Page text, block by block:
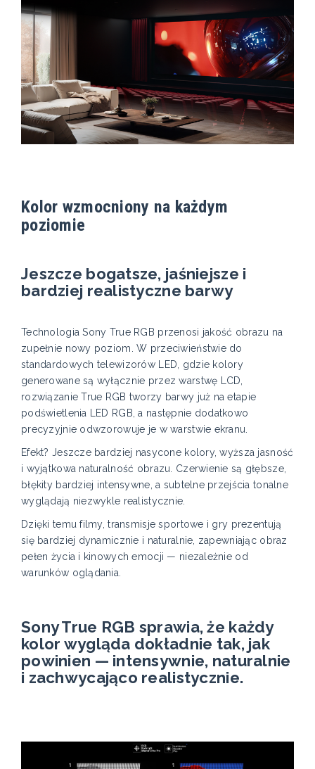
Kolor wzmocniony na każdym
poziomie
Jeszcze bogatsze, jaśniejsze i
bardziej realistyczne barwy
Technologia Sony True RGB przenosi jakość obrazu na
zupełnie nowy poziom. W przeciwieństwie do
standardowych telewizorów LED, gdzie kolory
generowane są wyłącznie przez warstwę LCD,
rozwiązanie True RGB tworzy barwy już na etapie
podświetlenia LED RGB, a następnie dodatkowo
precyzyjnie odwzorowuje je w warstwie ekranu.
Efekt? Jeszcze bardziej nasycone kolory, wyższa jasność
i wyjątkowa naturalność obrazu. Czerwienie są głębsze,
błękity bardziej intensywne, a subtelne przejścia tonalne
wyglądają niezwykle realistycznie.
Dzięki temu filmy, transmisje sportowe i gry prezentują
się bardziej dynamicznie i naturalnie, zapewniając obraz
pełen życia i kinowych emocji — niezależnie od
warunków oglądania.
Sony True RGB sprawia, że każdy
kolor wygląda dokładnie tak, jak
powinien — intensywnie, naturalnie
i zachwycająco realistycznie.